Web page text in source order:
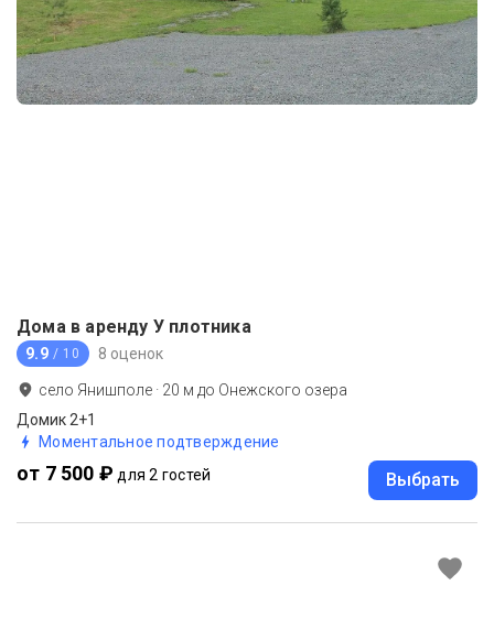
Дома в аренду У плотника
9.9 / 10 8 оценок
село Янишполе · 20 м до Онежского озера
Домик 2+1
Моментальное подтверждение
от 7 500 ₽ для 2 гостей Выбрать